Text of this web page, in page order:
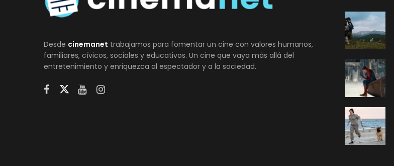
Desde cinemanet trabajamos para fomentar un cine con valores humanos,
familiares, cívicos, sociales y educativos. Un cine que vaya más allá del
entretenimiento y enriquezca al espectador y a la sociedad.